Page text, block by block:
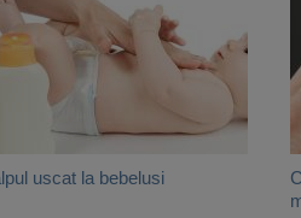
uscat la bebelusi